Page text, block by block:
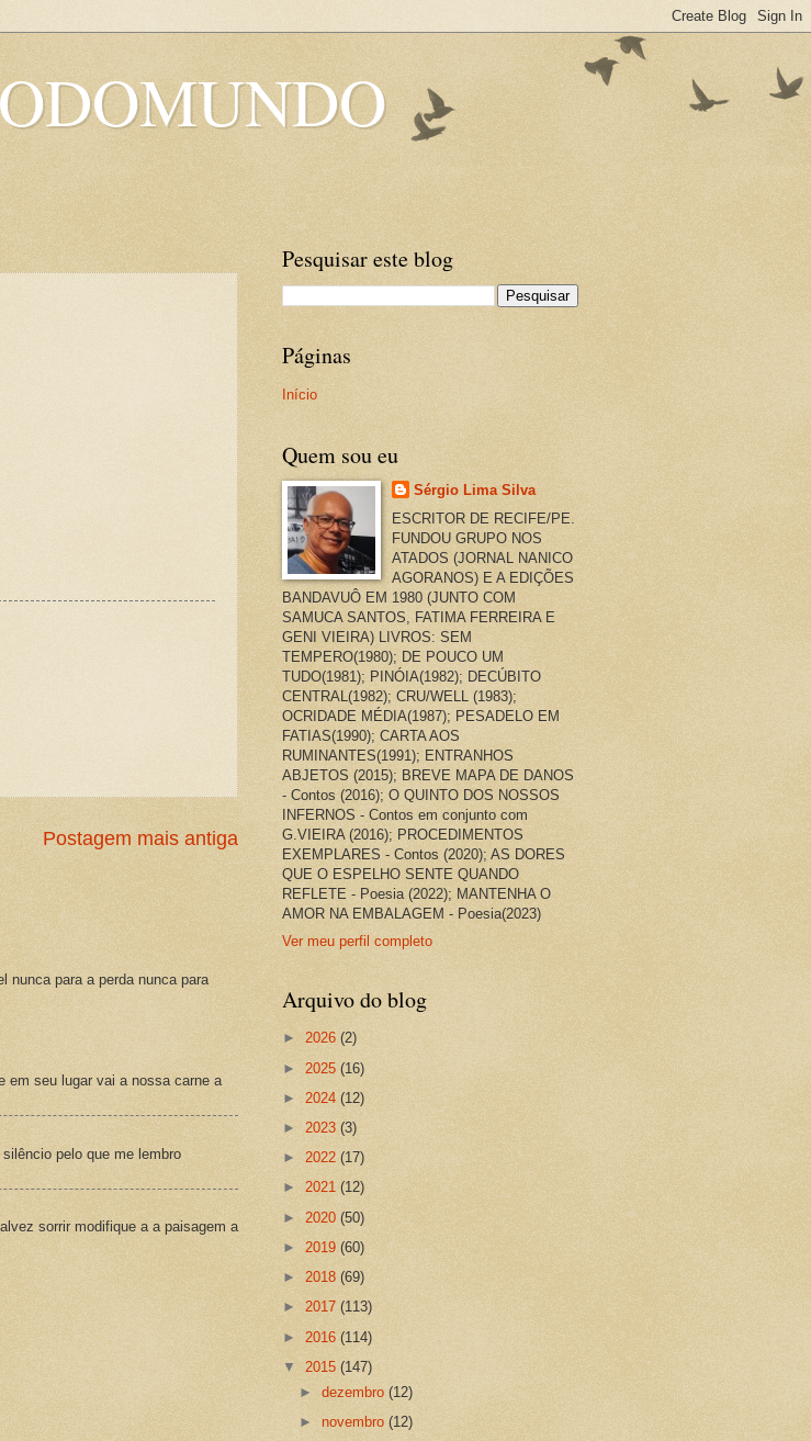
Postagem mais antiga
nunca para a perda nunca para
seu lugar vai a nossa carne a
pelo que me lembro
sorrir modifique a a paisagem a
Pesquisar este blog
Páginas
Início
Quem sou eu
Sérgio Lima Silva
ESCRITOR DE RECIFE/PE.
FUNDOU GRUPO NOS
ATADOS (JORNAL NANICO
AGORANOS) E A EDIÇÕES
BANDAVUÔ EM 1980 (JUNTO COM
SAMUCA SANTOS, FATIMA FERREIRA E
GENI VIEIRA) LIVROS: SEM
TEMPERO(1980); DE POUCO UM
TUDO(1981); PINÓIA(1982); DECÚBITO
CENTRAL(1982); CRU/WELL (1983);
OCRIDADE MÉDIA(1987); PESADELO EM
FATIAS(1990); CARTA AOS
RUMINANTES(1991); ENTRANHOS
ABJETOS (2015); BREVE MAPA DE DANOS
- Contos (2016); O QUINTO DOS NOSSOS
INFERNOS - Contos em conjunto com
G.VIEIRA (2016); PROCEDIMENTOS
EXEMPLARES - Contos (2020); AS DORES
QUE O ESPELHO SENTE QUANDO
REFLETE - Poesia (2022); MANTENHA O
AMOR NA EMBALAGEM - Poesia(2023)
Ver meu perfil completo
Arquivo do blog
► 2026 (2)
► 2025 (16)
► 2024 (12)
► 2023 (3)
► 2022 (17)
► 2021 (12)
► 2020 (50)
► 2019 (60)
► 2018 (69)
► 2017 (113)
► 2016 (114)
▼ 2015 (147)
►dezembro(12)
► novembro(12)